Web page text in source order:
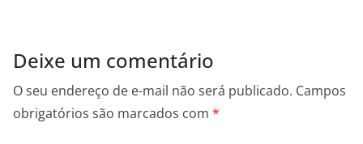
Deixe um comentário
O seu endereço de e-mail não será publicado. Campos
obrigatórios são marcados com *